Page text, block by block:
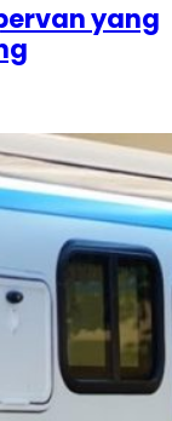
yang